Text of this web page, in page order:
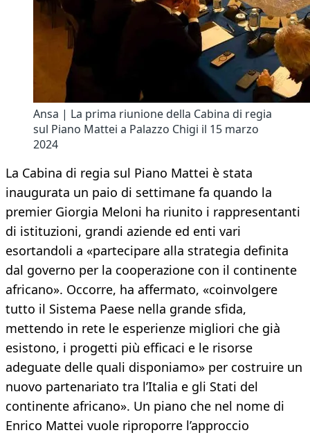
Ansa | La prima riunione della Cabina di regia
sul Piano Mattei a Palazzo Chigi il 15 marzo
2024
La Cabina di regia sul Piano Mattei è stata
inaugurata un paio di settimane fa quando la
premier Giorgia Meloni ha riunito i rappresentanti
di istituzioni, grandi aziende ed enti vari
esortandoli a «partecipare alla strategia definita
dal governo per la cooperazione con il continente
africano». Occorre, ha affermato, «coinvolgere
tutto il Sistema Paese nella grande sfida,
mettendo in rete le esperienze migliori che già
esistono, i progetti più efficaci e le risorse
adeguate delle quali disponiamo» per costruire un
nuovo partenariato tra l’Italia e gli Stati del
continente africano». Un piano che nel nome di
Enrico Mattei vuole riproporre l’approccio